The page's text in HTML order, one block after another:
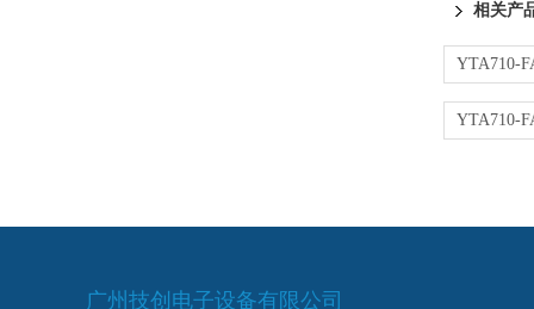
相关产
广州技创电子设备有限公司